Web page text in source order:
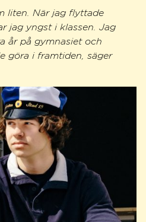
liten. När jag flyttade
jag yngst i klassen. Jag
år på gymnasiet och
göra i framtiden, säger